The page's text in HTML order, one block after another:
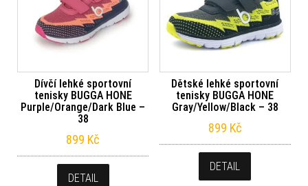
Dívčí lehké sportovní
tenisky BUGGA HONE
Purple/Orange/Dark Blue –
38
899 Kč
DETAIL
Dětské lehké sportovní
tenisky BUGGA HONE
Gray/Yellow/Black – 38
899 Kč
DETAIL